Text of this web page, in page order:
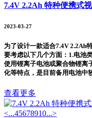
7.4V 2.2Ah 特种便携式
2023-03-27
为了设计一款适合7.4V 2.2Ah
要考虑以下几个方面：1.电池
使用锂离子电池或聚合物锂离
化等特点，是目前备用电池中
查看更多
<...45678910...>